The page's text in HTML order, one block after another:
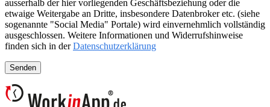
ausserhalb der hier vorliegenden Geschäftsbeziehung oder die
etwaige Weitergabe an Dritte, insbesondere Datenbroker etc. (siehe
sogenannte "Social Media" Portale) wird einvernehmlich vollständig
ausgeschlossen. Weitere Informationen und Widerrufshinweise
finden sich in derDatenschutzerklärung